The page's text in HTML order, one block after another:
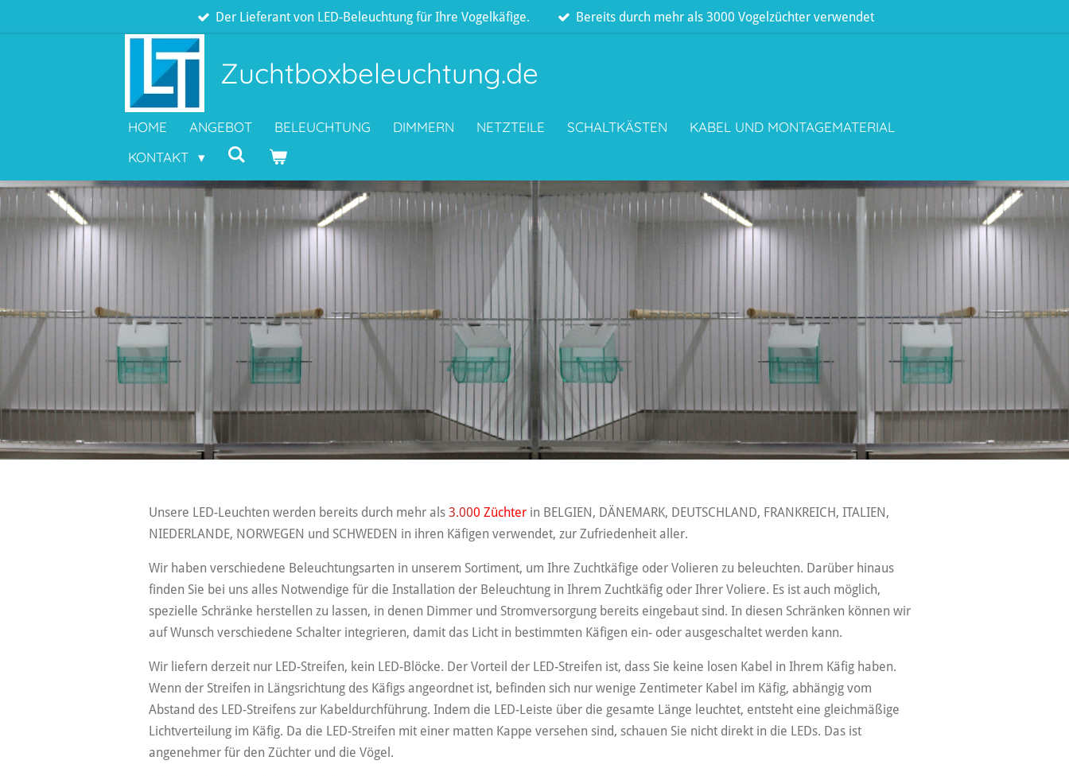
Der Lieferant von LED-Beleuchtung für Ihre Vogelkäfige. Bereits durch mehr als 3000 Vogelzüchter verwendet
Zuchtboxbeleuchtung.de
HOME ANGEBOT BELEUCHTUNG DIMMERN NETZTEILE SCHALTKÄSTEN
KABEL UND MONTAGEMATERIAL
KONTAKT
Unsere LED-Leuchten werden bereits durch mehr als 3.000 Züchter in BELGIEN, DÄNEMARK, DEUTSCHLAND, FRANKREICH, ITALIEN,
NIEDERLANDE, NORWEGEN und SCHWEDEN in ihren Käfigen verwendet, zur Zufriedenheit aller.
Wir haben verschiedene Beleuchtungsarten in unserem Sortiment, um Ihre Zuchtkäfige oder Volieren zu beleuchten. Darüber hinaus
finden Sie bei uns alles Notwendige für die Installation der Beleuchtung in Ihrem Zuchtkäfig oder Ihrer Voliere. Es ist auch möglich,
spezielle Schränke herstellen zu lassen, in denen Dimmer und Stromversorgung bereits eingebaut sind. In diesen Schränken können wir
auf Wunsch verschiedene Schalter integrieren, damit das Licht in bestimmten Käfigen ein- oder ausgeschaltet werden kann.
Wir liefern derzeit nur LED-Streifen, kein LED-Blöcke. Der Vorteil der LED-Streifen ist, dass Sie keine losen Kabel in Ihrem Käfig haben.
Wenn der Streifen in Längsrichtung des Käfigs angeordnet ist, befinden sich nur wenige Zentimeter Kabel im Käfig, abhängig vom
Abstand des LED-Streifens zur Kabeldurchführung. Indem die LED-Leiste über die gesamte Länge leuchtet, entsteht eine gleichmäßige
Lichtverteilung im Käfig. Da die LED-Streifen mit einer matten Kappe versehen sind, schauen Sie nicht direkt in die LEDs. Das ist
angenehmer für den Züchter und die Vögel.